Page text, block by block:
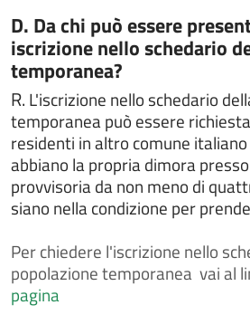
Chiedere la rettifica di dati
civile
Chiedere la sepoltura nei cimiteri
Chiedere un interpello
Chiedere un rimborso per erroneo
Comunicare i dati del conducente
seguito di un accertamento di
Contestazioni e ricorsi a verbali o
accertamento
barriere architettoniche in edifici
Contributo per l’acquisto di libri di
Costituire un'unione civile
Categoria:
D. Da chi può essere
iscrizione nello schedario
temporanea?
R. L'iscrizione nello schedario
temporanea può essere
residenti in altro comune
abbiano la propria dimora
provvisoria da non meno di
siano nella condizione per
Perchiedere l'iscrizione nello
popolazione temporanea vai al
pagina